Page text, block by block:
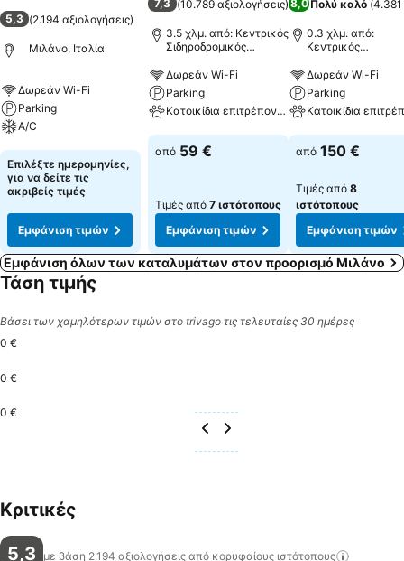
5,3 (2.194 αξιολογήσεις)
Μιλάνο, Ιταλία
Δωρεάν Wi-Fi
Parking
A/C
Εμφάνιση τιμών
Επιλέξτε ημερομηνίες,
για να δείτε τις
ακριβείς τιμές
Εμφάνιση τιμών
7,3 (10.789 αξιολογήσεις)
3.5 χλμ. από: Κεντρικός
Σιδηροδρομικός
Δωρεάν Wi-Fi
Parking
Κατοικίδια επιτρέπονται
Εμφάνιση τιμών
από 59 €
Τιμές από 7 ιστότοπους
Εμφάνιση τιμών
8,0 Πολύ καλό (4.381
0.3 χλμ. από:
Κεντρικός
Σταθμός του
Δωρεάν Wi-Fi
Parking
Εμφάνιση τιμών
από 150 €
Τιμές από 8
ιστότοπους
Εμφάνιση τιμών
Εμφάνιση όλων των καταλυμάτων στον προορισμό Μιλάνο
Τάση τιμής
Βάσει των χαμηλότερων τιμών στο trivago τις τελευταίες 30 ημέρες
0 €
0 €
0 €
Κριτικές
5,3 με βάση 2.194 αξιολογήσεις από κορυφαίους ιστότοπους